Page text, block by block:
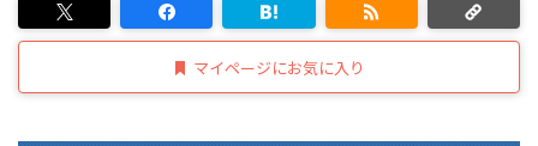
マイページにお気に入り